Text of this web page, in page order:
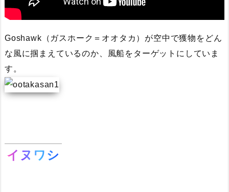
Goshawk（ガスホーク＝オオタカ）が空中で獲物をどん
な風に掴まえているのか、風船をターゲットにしていま
す。
イヌワシ